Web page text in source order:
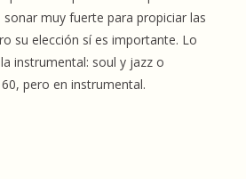
sonar muy fuerte para propiciar las
su elección sí es importante. Lo
instrumental: soul y jazz o
pero en instrumental.